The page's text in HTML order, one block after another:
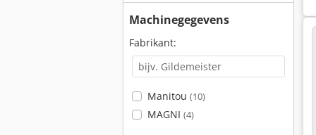
Machinegegevens
Fabrikant:
Manitou (10)
MAGNI (4)